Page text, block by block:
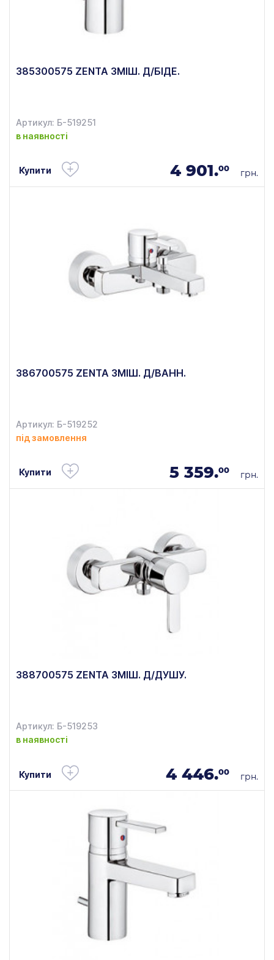
385300575 ZENTA ЗМІШ. Д/БІДЕ.
Артикул: Б-519251
в наявності
Купити 4 901.00 грн.
386700575 ZENTA ЗМІШ. Д/ВАНН.
Артикул: Б-519252
під замовлення
Купити 5 359.00 грн.
388700575 ZENTA ЗМІШ. Д/ДУШУ.
Артикул: Б-519253
в наявності
Купити 4 446.00 грн.